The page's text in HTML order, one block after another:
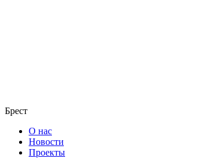
Брест
О нас
Новости
Проекты